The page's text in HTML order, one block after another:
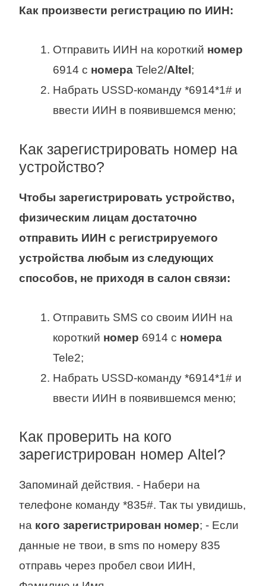
Как произвести регистрацию по ИИН:
Отправить ИИН на короткий номер
6914 с номера Tele2/Altel ;
Набрать USSD-команду *6914*1# и
ввести ИИН в появившемся меню;
Как зарегистрировать номер на
устройство?
Чтобы зарегистрировать устройство,
физическим лицам достаточно
отправить ИИН с регистрируемого
устройства любым из следующих
способов, не приходя в салон связи:
Отправить SMS со своим ИИН на
короткий номер 6914 с номера
Tele2;
Набрать USSD-команду *6914*1# и
ввести ИИН в появившемся меню;
Как проверить на кого
зарегистрирован номер Altel?
Запоминай действия. - Набери на
телефоне команду *835#. Так ты увидишь,
на кого зарегистрирован номер; - Если
данные не твои, в sms по номеру 835
отправь через пробел свои ИИН,